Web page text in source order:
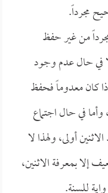
مجرداً.
من غير حفظ
في حال عدم وجود
كان معدوماً فحفظ
في حال اجتماع
أولى، ولهذا لا
بمعرفة الاثنين،